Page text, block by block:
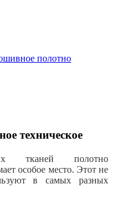
полотно
техническое
тканей полотно
особое место. Этот не
в самых разных